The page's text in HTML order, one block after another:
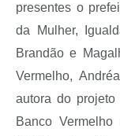
presentes o
da Mulher,
Brandão e
Vermelho,
autora do
Banco